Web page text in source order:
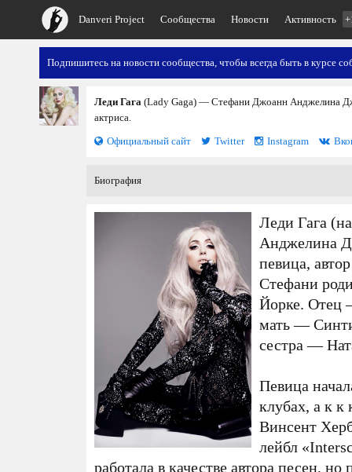
Danveri Project Сообщества Новости Активность
Подпишитесь на новости сообщества, чтобы всегда быть в курсе
Леди Гага (Lady Gaga) — Стефани Джоанн Анджелина
актриса.
Официальный сайт
Twitter Instagram
Биография
Леди Гага
Анджелина
певица,
Стефани
Йорке. Отец
мать —
сестра —
Певица
клубах, а к к
Винсент
лейбл
работала в качестве автора песен,